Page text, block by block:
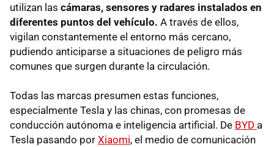
utilizan las cámaras, sensores y radares instalados en
diferentes puntos del vehículo. A través de ellos,
vigilan constantemente el entorno más cercano,
pudiendo anticiparse a situaciones de peligro más
comunes que surgen durante la circulación.
Todas las marcas presumen estas funciones,
especialmente Tesla y las chinas, con promesas de
conducción autónoma e inteligencia artificial. De BYD a
Tesla pasando por Xiaomi, el medio de comunicación